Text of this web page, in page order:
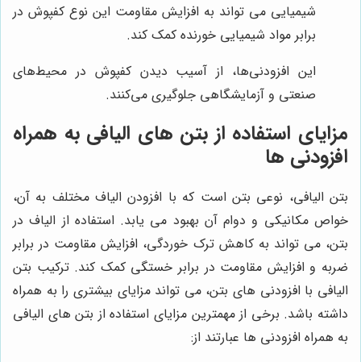
شیمیایی می تواند به افزایش مقاومت این نوع کفپوش در
برابر مواد شیمیایی خورنده کمک کند.
این افزودنی‌ها، از آسیب دیدن کفپوش در محیط‌های
صنعتی و آزمایشگاهی جلوگیری می‌کنند.
مزایای استفاده از بتن های الیافی به همراه
افزودنی ها
بتن الیافی، نوعی بتن است که با افزودن الیاف مختلف به آن،
خواص مکانیکی و دوام آن بهبود می یابد. استفاده از الیاف در
بتن، می تواند به کاهش ترک خوردگی، افزایش مقاومت در برابر
ضربه و افزایش مقاومت در برابر خستگی کمک کند. ترکیب بتن
الیافی با افزودنی های بتن، می تواند مزایای بیشتری را به همراه
داشته باشد. برخی از مهمترین مزایای استفاده از بتن های الیافی
به همراه افزودنی ها عبارتند از: